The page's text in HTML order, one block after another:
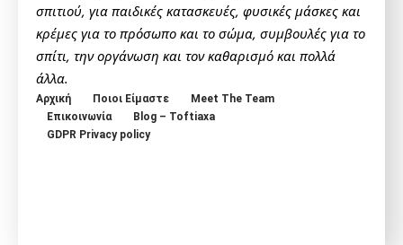
σπιτιού, για παιδικές κατασκευές, φυσικές μάσκες και
κρέμες για το πρόσωπο και το σώμα, συμβουλές για το
σπίτι, την οργάνωση και τον καθαρισμό και πολλά
άλλα.
Αρχική Ποιοι Είμαστε
Meet The Team
Επικοινωνία
Blog – Toftiaxa
GDPR Privacy policy